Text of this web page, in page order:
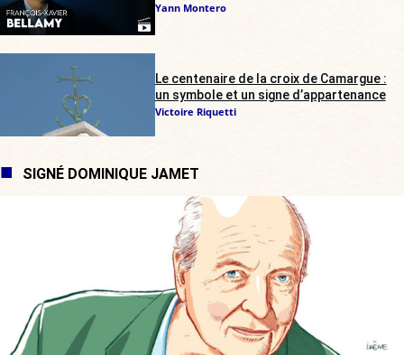
Yann Montero
Le centenaire de la croix de Camargue :
un symbole et un signe d’appartenance
Victoire Riquetti
SIGNÉ DOMINIQUE JAMET